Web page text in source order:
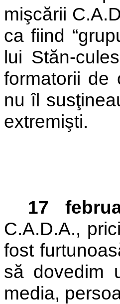
mişcării
ca fiind
lui Stăn-
formatorii de
nu îl
extremişti.
17
C.A.D.A.,
fost
să dovedim
media,